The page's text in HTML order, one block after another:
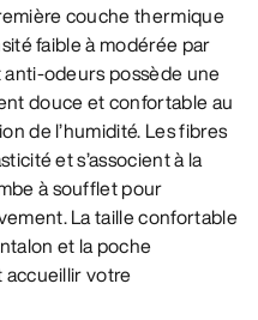
couche thermique
faible à modérée par
odeurs possède une
douce et confortable au
de l’humidité. Les fibres
et s’associent à la
à soufflet pour
La taille confortable
et la poche
accueillir votre